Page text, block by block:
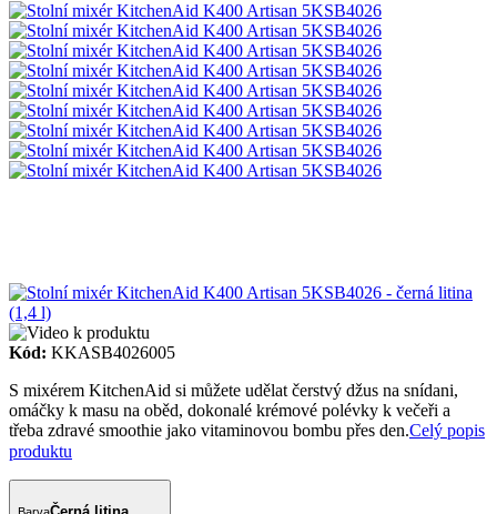
Kód: KKASB4026005
S mixérem KitchenAid si můžete udělat čerstvý džus na snídani,
omáčky k masu na oběd, dokonalé krémové polévky k večeři a
třeba zdravé smoothie jako vitaminovou bombu přes den.Celý popis
produktu
Barva